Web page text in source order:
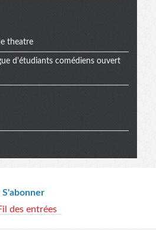
theatre
d'étudiants comédiens ouvert
S'abonner
des entrées